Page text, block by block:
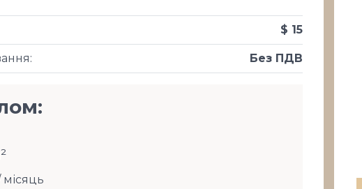
: Без ПДВ
$ 15
місяць